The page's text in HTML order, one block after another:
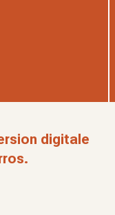
digitale